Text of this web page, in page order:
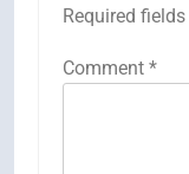
Required
Comment *